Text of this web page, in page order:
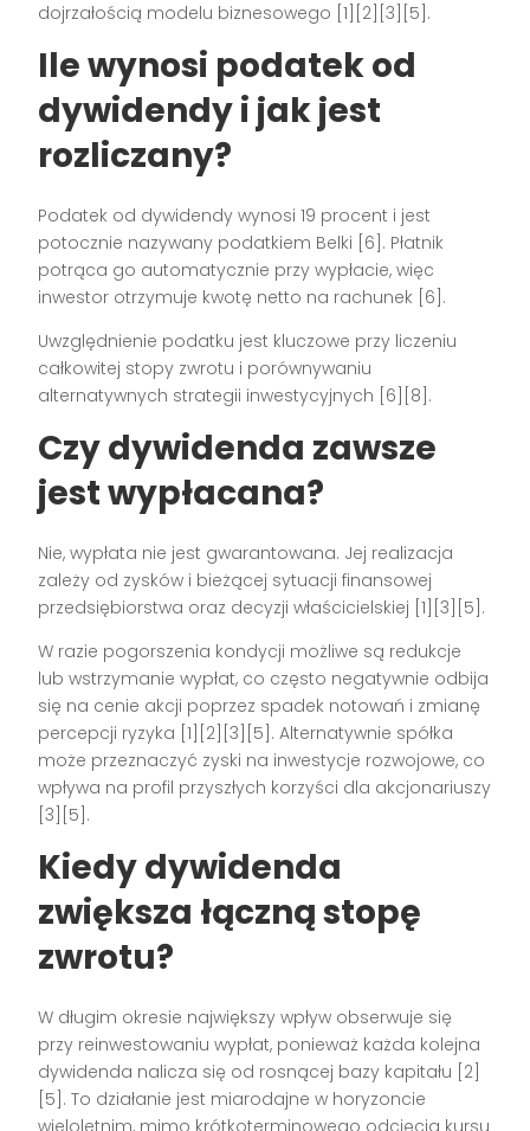
dojrzałością modelu biznesowego [1][2][3][5].
Ile wynosi podatek od
dywidendy i jak jest
rozliczany?
Podatek od dywidendy wynosi 19 procent i jest
potocznie nazywany podatkiem Belki [6]. Płatnik
potrąca go automatycznie przy wypłacie, więc
inwestor otrzymuje kwotę netto na rachunek [6].
Uwzględnienie podatku jest kluczowe przy liczeniu
całkowitej stopy zwrotu i porównywaniu
alternatywnych strategii inwestycyjnych [6][8].
Czy dywidenda zawsze
jest wypłacana?
Nie, wypłata nie jest gwarantowana. Jej realizacja
zależy od zysków i bieżącej sytuacji finansowej
przedsiębiorstwa oraz decyzji właścicielskiej [1][3][5].
W razie pogorszenia kondycji możliwe są redukcje
lub wstrzymanie wypłat, co często negatywnie odbija
się na cenie akcji poprzez spadek notowań i zmianę
percepcji ryzyka [1][2][3][5]. Alternatywnie spółka
może przeznaczyć zyski na inwestycje rozwojowe, co
wpływa na profil przyszłych korzyści dla akcjonariuszy
[3][5].
Kiedy dywidenda
zwiększa łączną stopę
zwrotu?
W długim okresie największy wpływ obserwuje się
przy reinwestowaniu wypłat, ponieważ każda kolejna
dywidenda nalicza się od rosnącej bazy kapitału [2]
[5]. To działanie jest miarodajne w horyzoncie